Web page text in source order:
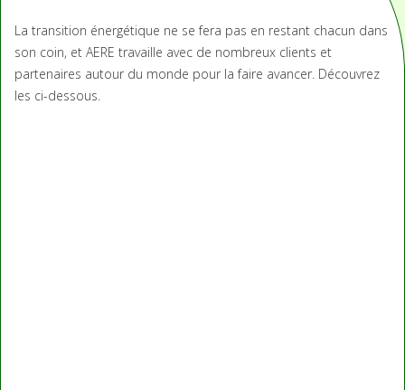
La transition énergétique ne se fera pas en restant chacun dans
son coin, et AERE travaille avec de nombreux clients et
partenaires autour du monde pour la faire avancer. Découvrez
les ci-dessous.